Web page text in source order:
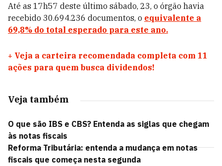
Até as 17h57 deste último sábado, 23, o órgão havia
recebido 30.694.236 documentos, o equivalente a
69,8% do total esperado para este ano.
+ Veja a carteira recomendada completa com 11
ações para quem busca dividendos!
Veja também
O que são IBS e CBS? Entenda as siglas que chegam
às notas fiscais
Reforma Tributária: entenda a mudança em notas
fiscais que começa nesta segunda